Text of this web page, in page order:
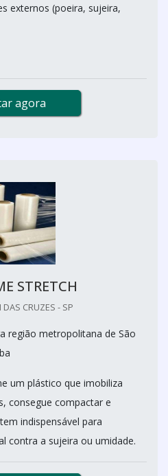
externos (poeira, sujeira,
agora
STRETCH
CRUZES - SP
região metropolitana de São
um plástico que imobiliza
consegue compactar e
indispensável para
contra a sujeira ou umidade.